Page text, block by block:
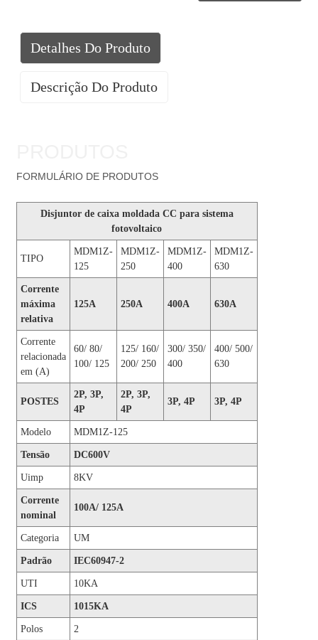
Detalhes Do Produto
Descrição Do Produto
FORMULÁRIO DE PRODUTOS
Disjuntor de caixa moldada CC para sistema
fotovoltaico
TIPO
MDM1Z-
125
MDM1Z-
250
MDM1Z-
400
MDM1Z-
630
Corrente
máxima
relativa
125A 250A 400A 630A
Corrente
relacionada
em (A)
60/ 80/
100/ 125
125/ 160/
200/ 250
300/ 350/
400
400/ 500/
630
POSTES
2P, 3P,
4P
2P, 3P,
4P
3P, 4P 3P, 4P
Modelo MDM1Z-125
Tensão DC600V
Uimp 8KV
Corrente
nominal
100A/ 125A
Categoria UM
Padrão IEC60947-2
UTI 10KA
ICS 1015KA
Polos 2